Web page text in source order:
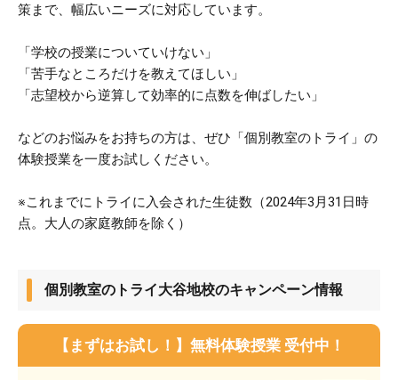
策まで、幅広いニーズに対応しています。​
「学校の授業についていけない」​
「苦手なところだけを教えてほしい」​
「志望校から逆算して効率的に点数を伸ばしたい」​
などのお悩みをお持ちの方は、ぜひ「個別教室のトライ」の
体験授業を一度お試しください。​
※これまでにトライに入会された生徒数（2024年3月31日時
点。大人の家庭教師を除く）
個別教室のトライ大谷地校のキャンペーン情報
【まずはお試し！】無料体験授業 受付中！